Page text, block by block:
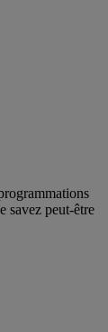
savez peut-être